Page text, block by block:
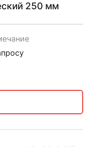
250 мм